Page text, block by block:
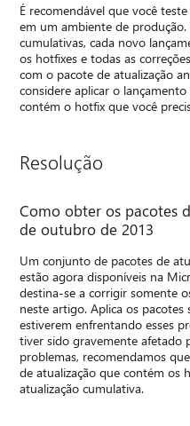
É recomendável que você
em um ambiente de
cumulativas, cada novo
os hotfixes e todas as
com o pacote de atualização
considere aplicar o
contém o hotfix que você
Resolução
Como obter os pacotes
de outubro de 2013
Um conjunto de pacotes de
estão agora disponíveis na
destina-se a corrigir somente
neste artigo. Aplica os
estiverem enfrentando esses
tiver sido gravemente afetado
problemas, recomendamos
de atualização que contém os
atualização cumulativa.